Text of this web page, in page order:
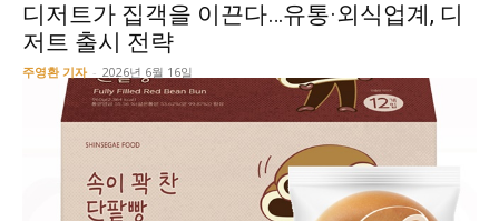
디저트가 집객을 이끈다…유통·외식업계, 디
저트 출시 전략
주영환 기자 - 2026년 6월 16일